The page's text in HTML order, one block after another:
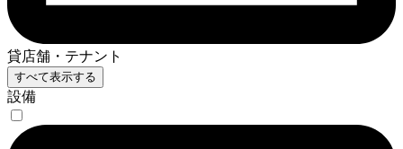
貸店舗・テナント
すべて表示する
設備